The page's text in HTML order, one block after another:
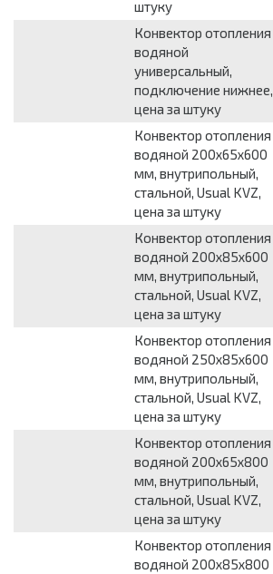
штуку
Конвектор отопления
водяной
универсальный,
подключение нижнее,
цена за штуку
Конвектор отопления
водяной 200х65х600
мм, внутрипольный,
стальной, Usual KVZ,
цена за штуку
Конвектор отопления
водяной 200х85х600
мм, внутрипольный,
стальной, Usual KVZ,
цена за штуку
Конвектор отопления
водяной 250х85х600
мм, внутрипольный,
стальной, Usual KVZ,
цена за штуку
Конвектор отопления
водяной 200х65х800
мм, внутрипольный,
стальной, Usual KVZ,
цена за штуку
Конвектор отопления
водяной 200х85х800